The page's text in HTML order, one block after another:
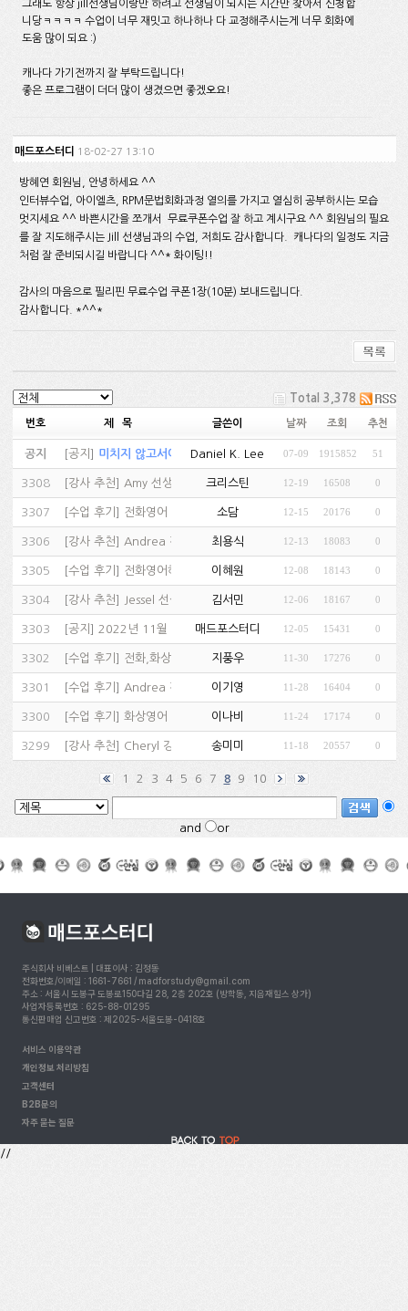
그래도 항상 jill선생님이랑만 하려고 선생님이 되시는 시간만 찾아서 신청합
니당ㅋㅋㅋㅋ 수업이 너무 재밋고 하나하나 다 교정해주시는게 너무 회화에
도움 많이 되요 :)
캐나다 가기전까지 잘 부탁드립니다!
좋은 프로그램이 더더 많이 생겼으면 좋겠오요!
매드포스터디 18-02-27 13:10
방혜연 회원님, 안녕하세요 ^^
인터뷰수업, 아이엘츠, RPM문법회화과정 열의를 가지고 열심히 공부하시는 모습
멋지세요 ^^ 바쁜시간을 쪼개서 무료쿠폰수업 잘 하고 계시구요 ^^ 회원님의 필요
를 잘 지도해주시는 Jill 선생님과의 수업, 저희도 감사합니다. 캐나다의 일정도 지금
처럼 잘 준비되시길 바랍니다 ^^* 화이팅!!
감사의 마음으로 필리핀 무료수업 쿠폰1장(10분) 보내드립니다.
감사합니다. *^^*
Total 3,378
번호 제 목 글쓴이 날짜 조회 추천
공지 [공지 ] 미치지 않고서야...… (81)
Daniel K. Lee 07-09 1915852 51
3308 [강사 추천] Amy 선생님 추천… (1)
크리스틴 12-19 16508 0
3307 [수업 후기 ] 전화영어 후기… (1)소담 12-15 20176 0
3306 [강사 추천] Andrea 강사 추천… (1)
최용식 12-13 18083 0
3305 [수업 후기 ] 전화영어하고 있어요.…
이혜원 12-08 18143 0
3304 [강사 추천] Jessel 선생님 추천… (1)
김서민 12-06 18167 0
3303 [공지 ] 2022년 11월 수강후기 당첨자 안…
매드포스터디 12-05 15431 0
3302 [수업 후기 ] 전화,화상영어 모두 추천…
지풍우 11-30 17276 0
3301 [수업 후기 ] Andrea 강사님 좋네요…
이기영 11-28 16404 0
3300 [수업 후기 ] 화상영어 추천… (1)
이나비 11-24 17174 0
3299 [강사 추천] Cheryl 강사님 아니 친구예요~… (1)
송미미 11-18 20557 0
1 2 3 4 5 6 7 8 9 10
and or
주식회사 비베스트 | 대표이사 : 김정동
전화번호/이메일 : 1661-7661 / madforstudy@gmail.com
주소 : 서울시 도봉구 도봉로150다길 28, 2층 202호 (방학동, 지음재힐스 상가)
사업자등록번호 : 625-88-01295
통신판매업 신고번호 : 제2025-서울도봉-0418호
서비스 이용약관
개인정보 처리방침
고객센터
B2B문의
자주 묻는 질문
//